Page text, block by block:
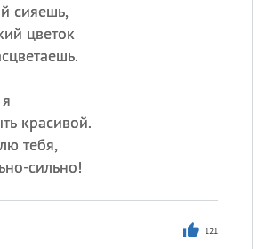
сияешь,
цветок
красивой.
тебя,
сильно!
121